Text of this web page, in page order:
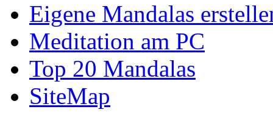
Eigene Mandalas
Meditation am PC
Top 20 Mandalas
SiteMap